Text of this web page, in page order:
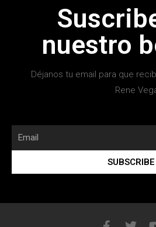
nuestro
Déjanos tu email para que
Rene
SUBSCRIBE